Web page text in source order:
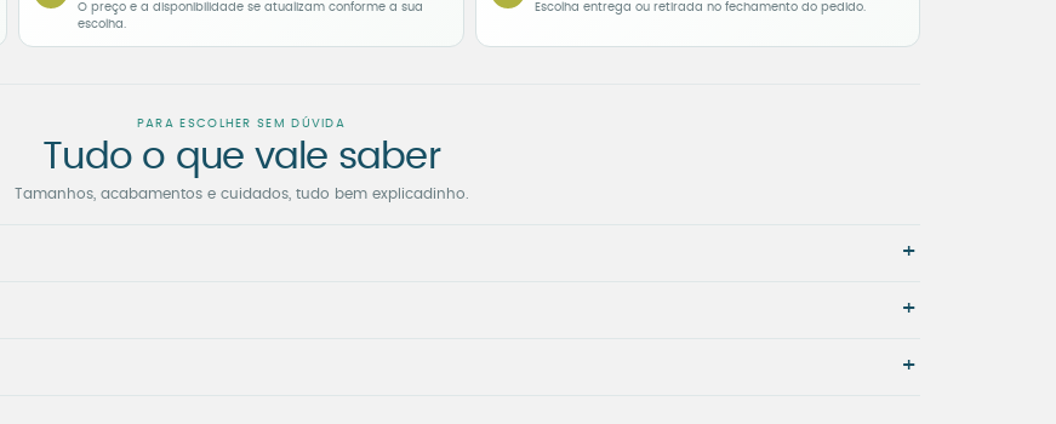
O preço e a disponibilidade se atualizam conforme a sua
escolha.
Escolha entrega ou retirada no fechamento do pedido.
PARA ESCOLHER SEM DÚVIDA
Tudo o que vale saber
Tamanhos, acabamentos e cuidados, tudo bem explicadinho.
+
+
+